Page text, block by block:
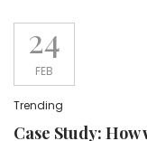
24
FEB
Trending
Case Study: How